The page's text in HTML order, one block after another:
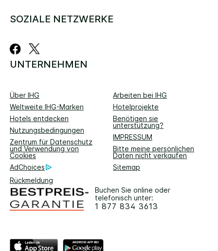
SOZIALE NETZWERKE
UNTERNEHMEN
Über IHG
Arbeiten bei IHG
Weltweite IHG-Marken
Hotelprojekte
Hotels entdecken
Benötigen sie
unterstützung?
Nutzungsbedingungen
IMPRESSUM
Zentrum für Datenschutz
und Verwendung von
Cookies
Bitte meine persönlichen
Daten nicht verkaufen
AdChoices
Sitemap
Rückmeldung
Buchen Sie online oder
telefonisch unter:
1 877 834 3613